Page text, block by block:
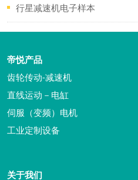
行星减速机电子样本
帝悦产品
齿轮传动-减速机
直线运动－电缸
伺服（变频）电机
工业定制设备
关于我们